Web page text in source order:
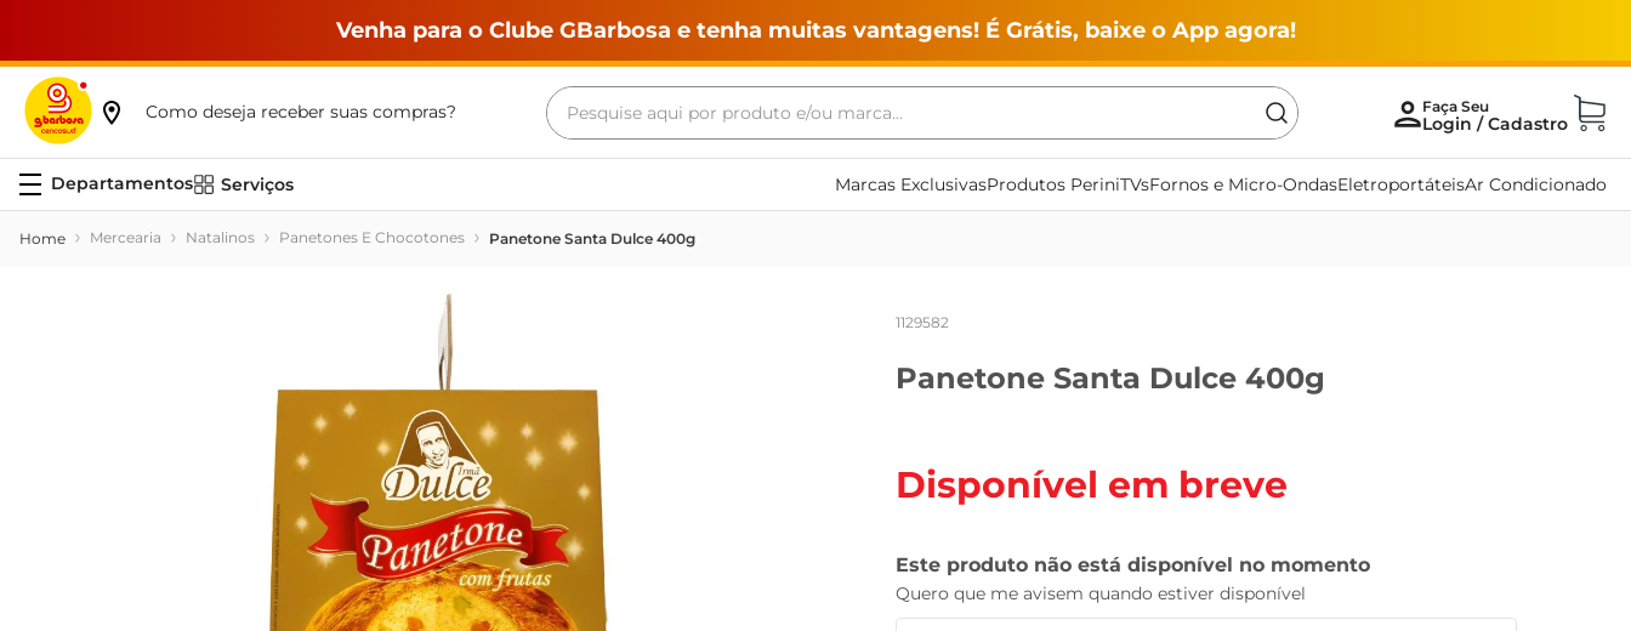
Venha para o Clube GBarbosa e tenha muitas vantagens! É Grátis, baixe o App agora!
Como deseja receber suas compras?
Pesquise aqui por produto e/ou marca...
Serviços Marcas ExclusivasProdutos PeriniTVsFornos e Micro-OndasEletroportáteisAr Condicionado
Mercearia Natalinos Panetones E Chocotones Panetone Santa Dulce 400g
1129582
Panetone Santa Dulce 400g
Disponível em breve
Termos mais buscados
maquina lavar
frango
vinho
leite
tv
leite pó